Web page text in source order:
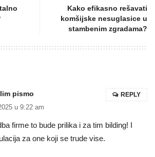
Kako efikasno rešavati
komšijske nesuglasice u
stambenim zgradama?
pismo
u 9:22 am
firme to bude prilika i za tim bilding! I
za one koji se trude vise.
REPLY